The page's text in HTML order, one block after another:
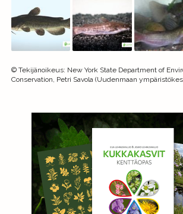
© Tekijänoikeus: New York State Department of
Conservation, Petri Savola (Uudenmaan